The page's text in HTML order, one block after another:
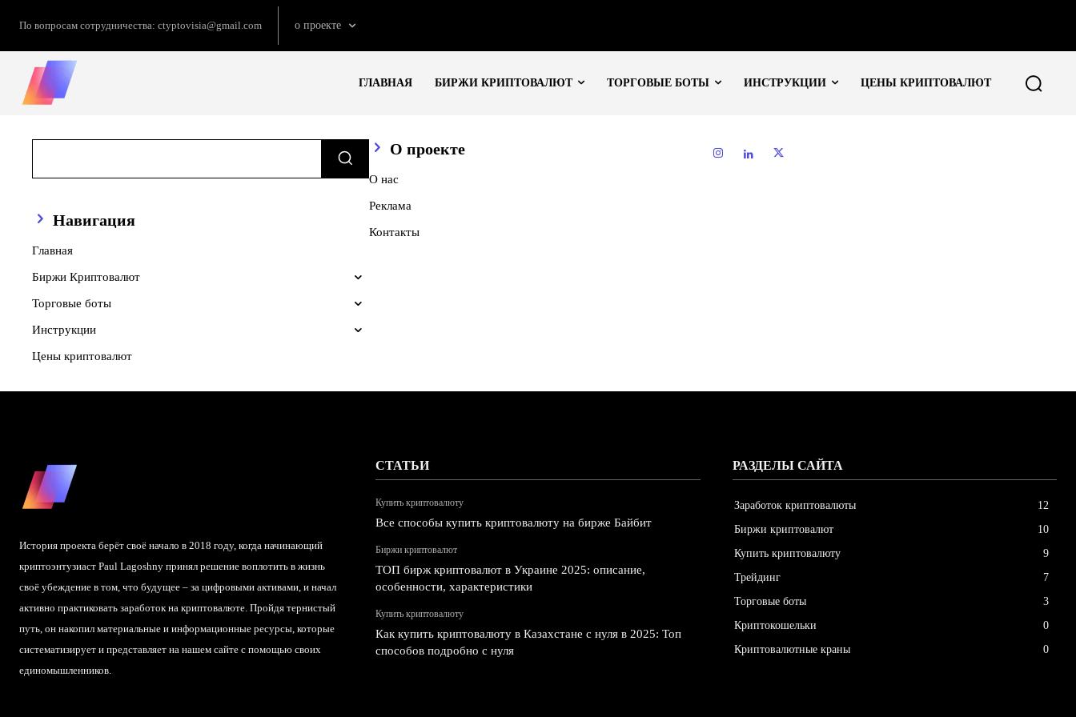
По вопросам сотрудничества: ctyptovisia@gmail.com о проекте
ГЛАВНАЯ БИРЖИ КРИПТОВАЛЮТ ТОРГОВЫЕ БОТЫ ИНСТРУКЦИИ ЦЕНЫ КРИПТОВАЛЮТ
Навигация
Главная
Биржи Криптовалют
Торговые боты
Инструкции
Цены криптовалют
О проекте
О нас
Реклама
Контакты
История проекта берёт своё начало в 2018 году, когда начинающий
криптоэнтузиаст Paul Lagoshny принял решение воплотить в жизнь
своё убеждение в том, что будущее – за цифровыми активами, и начал
активно практиковать заработок на криптовалюте. Пройдя тернистый
путь, он накопил материальные и информационные ресурсы, которые
систематизирует и представляет на нашем сайте с помощью своих
единомышленников.
СТАТЬИ
Купить криптовалюту
Все способы купить криптовалюту на бирже Байбит
Биржи криптовалют
ТОП бирж криптовалют в Украине 2025: описание,
особенности, характеристики
Купить криптовалюту
Как купить криптовалюту в Казахстане с нуля в 2025: Топ
способов подробно с нуля
РАЗДЕЛЫ САЙТА
Заработок криптовалюты
12
Биржи криптовалют
10
Купить криптовалюту
9
Трейдинг
7
Торговые боты
3
Криптокошельки
0
Криптовалютные краны
0